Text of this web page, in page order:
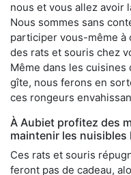
nous et vous allez avoir
Nous sommes sans
participer vous-même
des rats et souris chez
Même dans les
gîte, nous ferons en
ces rongeurs
À Aubiet profitez des
maintenir les nuisibles
Ces rats et souris
feront pas de cadeau,